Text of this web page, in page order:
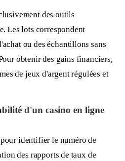
des outils
Les lots correspondent
ou des échantillons sans
obtenir des gains financiers,
de jeux d'argent régulées et
d'un casino en ligne
identifier le numéro de
des rapports de taux de